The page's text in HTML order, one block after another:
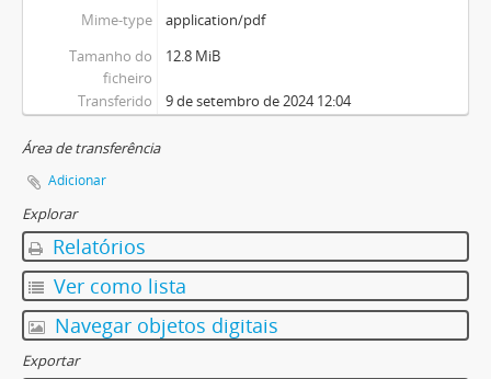
Mime-type
application/pdf
Tamanho do
ficheiro
12.8 MiB
Transferido 9 de setembro de 2024 12:04
Área de transferência
Adicionar
Explorar
Relatórios
Ver como lista
Navegar objetos digitais
Exportar